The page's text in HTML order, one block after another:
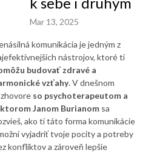
Mar 13, 2025
komunikácia je jedným z
nástrojov, ktoré ti
budovať zdravé a
vzťahy. V dnešnom
so psychoterapeutom a
Janom Burianom sa
ako ti táto forma komunikácie
vyjadriť tvoje pocity a potreby
konfliktov a zároveň lepšie